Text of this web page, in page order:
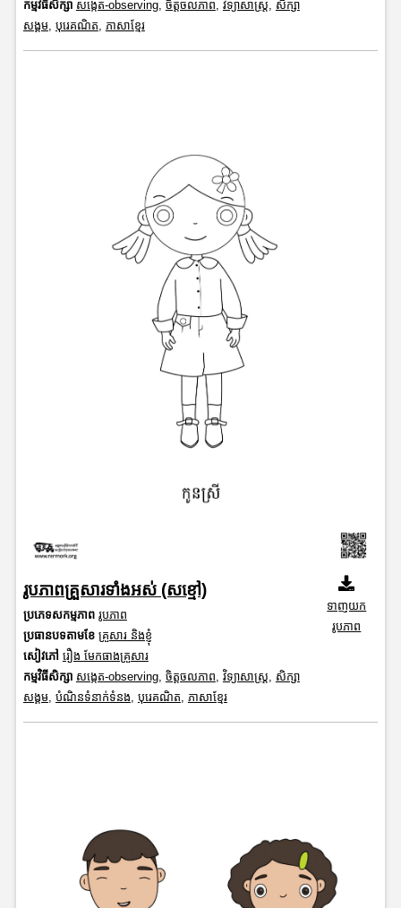
កម្មវិធីសិក្សា សង្កេត-observing, ចិត្តចលភាព វិទ្យាសាស្រ្ត
សិក្សា
សង្គម, បុរេគណិត ភាសាខ្មែរ
រូបភាពគ្រួសារទាំងអស់ (សខ្មៅ)
ប្រភេទសកម្មភាព រូបភាព
ប្រធានបទតាមខែ គ្រួសារ និងខ្ញុំ
សៀវភៅ រឿង មែកធាងគ្រួសារ
កម្មវិធីសិក្សា សង្កេត-observing, ចិត្តចលភាព, វិទ្យាសាស្រ្ត, សិក្សា
សង្គម, បំណិនទំនាក់ទំនង, បុរេគណិត, ភាសាខ្មែរ
ទាញយក
រូបភាព